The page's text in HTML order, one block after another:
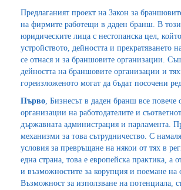
Предлаганият проект на Закон за
на фирмите работещи в даден бранш. В
юридическите лица с нестопанска цел,
устройството, дейността и прекратяването
се отнася и за браншовите организации.
дейността на браншовите организации и
гореизложеното могат да бъдат посочени
Първо, Бизнесът в даден бранш все повече
организации на работодателите и
държавната администрация и парламента.
механизми за това сътрудничество. С
условия за превръщане на някои от тях в
една страна, това е европейска практика, а
и възможностите за корупция и поемане на
Възможност за използване на потенциала,